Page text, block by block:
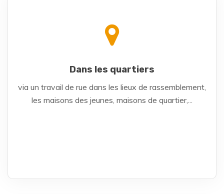
Dans les quartiers
via un travail de rue dans les lieux de rassemblement,
les maisons des jeunes, maisons de quartier,...